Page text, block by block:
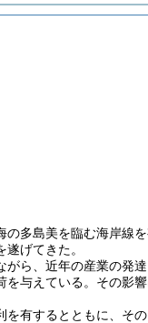
多島美を臨む海岸線
げてきた。
ら、近年の産業の発
与えている。その影
有するとともに、そ